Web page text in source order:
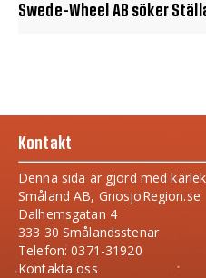
Swede-Wheel AB söker
Kontakt
Denna sida är gjord med
Småland AB, GnosjoRegion.se
Dalhemsgatan 4
333 30 Smålandsstenar
Telefon: 0371-31920
Kontakta oss